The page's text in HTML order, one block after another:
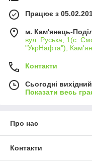
Працює з
м. Кам'янець-
вул. Руська, 1(с.
"УкрНафта"),
Контакти
Сьогодні вихідний
Показати весь
Про нас
Контакти